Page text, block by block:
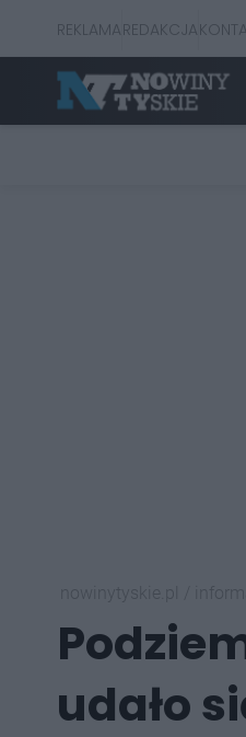
REKLAMAREDAKCJA
udało